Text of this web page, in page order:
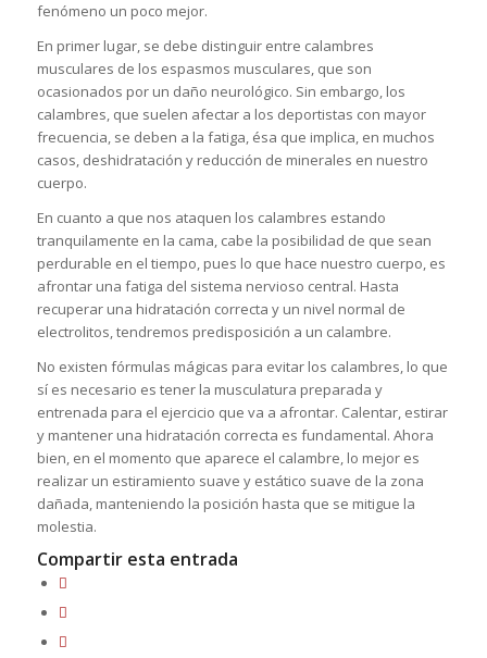
fenómeno un poco mejor.
En primer lugar, se debe distinguir entre calambres
musculares de los espasmos musculares, que son
ocasionados por un daño neurológico. Sin embargo, los
calambres, que suelen afectar a los deportistas con mayor
frecuencia, se deben a la fatiga, ésa que implica, en muchos
casos, deshidratación y reducción de minerales en nuestro
cuerpo.
En cuanto a que nos ataquen los calambres estando
tranquilamente en la cama, cabe la posibilidad de que sean
perdurable en el tiempo, pues lo que hace nuestro cuerpo, es
afrontar una fatiga del sistema nervioso central. Hasta
recuperar una hidratación correcta y un nivel normal de
electrolitos, tendremos predisposición a un calambre.
No existen fórmulas mágicas para evitar los calambres, lo que
sí es necesario es tener la musculatura preparada y
entrenada para el ejercicio que va a afrontar. Calentar, estirar
y mantener una hidratación correcta es fundamental. Ahora
bien, en el momento que aparece el calambre, lo mejor es
realizar un estiramiento suave y estático suave de la zona
dañada, manteniendo la posición hasta que se mitigue la
molestia.
Compartir esta entrada